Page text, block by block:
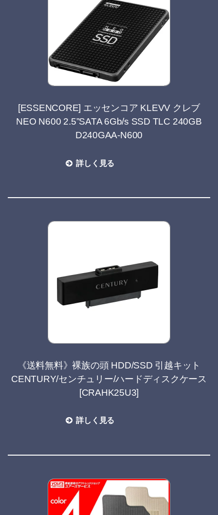
[ESSENCORE] エッセンコア KLEVV クレブ
NEO N600 2.5”SATA 6Gb/s SSD TLC 240GB
D240GAA-N600
詳しく見る
《送料無料》裸族の頭 HDD/SSD 引越キット
CENTURY/センチュリー/ハードディスクケース
[CRAHK25U3]
詳しく見る